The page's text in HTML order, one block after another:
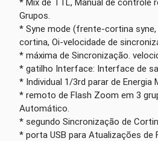
Grupos.
* Syne mode (frente-cortina
cortina, Oi-velocidade de
* máxima de Sincronização.
* gatilho Interface: Interface de
* Individual 1/3rd parar de Energia
* remoto de Flash Zoom em 3
Automático.
* segundo Sincronização de
* porta USB para Atualizações de